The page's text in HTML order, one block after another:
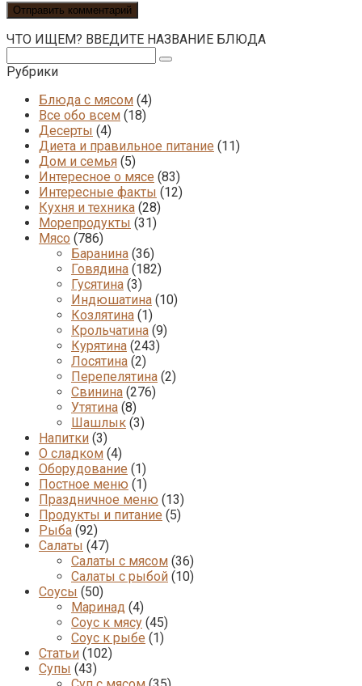
ЧТО ИЩЕМ? ВВЕДИТЕ НАЗВАНИЕ БЛЮДА
Рубрики
Блюда с мясом (4)
Все обо всем (18)
Десерты (4)
Диета и правильное питание (11)
Дом и семья (5)
Интересное о мясе (83)
Интересные факты (12)
Кухня и техника (28)
Морепродукты (31)
Мясо (786)
Баранина (36)
Говядина (182)
Гусятина (3)
Индюшатина (10)
Козлятина (1)
Крольчатина (9)
Курятина (243)
Лосятина (2)
Перепелятина (2)
Свинина (276)
Утятина (8)
Шашлык (3)
Напитки (3)
О сладком (4)
Оборудование (1)
Постное меню (1)
Праздничное меню (13)
Продукты и питание (5)
Рыба (92)
Салаты (47)
Салаты с мясом (36)
Салаты с рыбой (10)
Соусы (50)
Маринад (4)
Соус к мясу (45)
Соус к рыбе (1)
Статьи (102)
Супы (43)